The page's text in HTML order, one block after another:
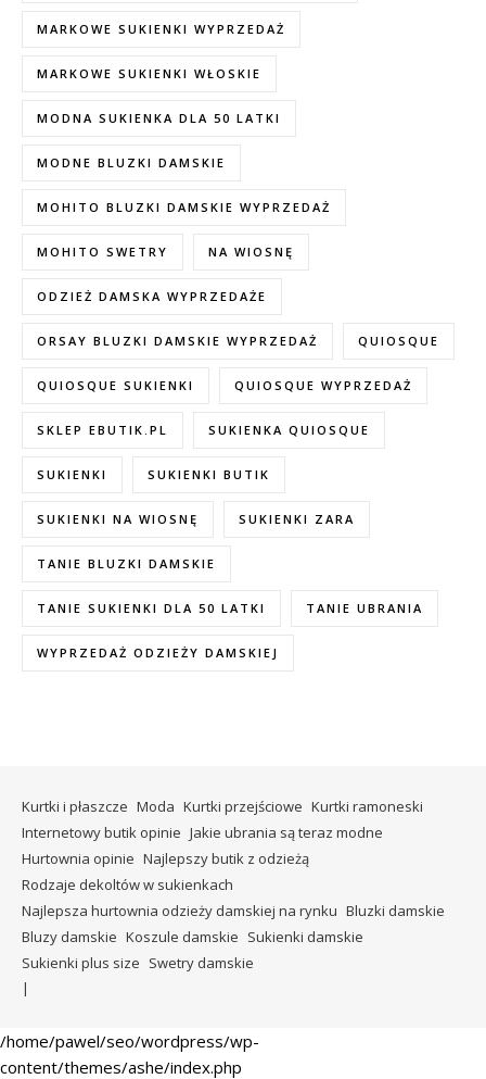
MARKOWE SUKIENKI WYPRZEDAŻ
MARKOWE SUKIENKI WŁOSKIE
MODNA SUKIENKA DLA 50 LATKI
MODNE BLUZKI DAMSKIE
MOHITO BLUZKI DAMSKIE WYPRZEDAŻ
MOHITO SWETRY NA WIOSNĘ
ODZIEŻ DAMSKA WYPRZEDAŻE
ORSAY BLUZKI DAMSKIE WYPRZEDAŻ QUIOSQUE
QUIOSQUE SUKIENKI QUIOSQUE WYPRZEDAŻ
SKLEP EBUTIK.PL SUKIENKA QUIOSQUE
SUKIENKI SUKIENKI BUTIK
SUKIENKI NA WIOSNĘ SUKIENKI ZARA
TANIE BLUZKI DAMSKIE
TANIE SUKIENKI DLA 50 LATKI TANIE UBRANIA
WYPRZEDAŻ ODZIEŻY DAMSKIEJ
Kurtki i płaszcze Moda Kurtki przejściowe Kurtki ramoneski
Internetowy butik opinie Jakie ubrania są teraz modne
Hurtownia opinie Najlepszy butik z odzieżą
Rodzaje dekoltów w sukienkach
Najlepsza hurtownia odzieży damskiej na rynku Bluzki damskie
Bluzy damskie Koszule damskie Sukienki damskie
Sukienki plus size Swetry damskie
/home/pawel/seo/wordpress/wp-
content/themes/ashe/index.php